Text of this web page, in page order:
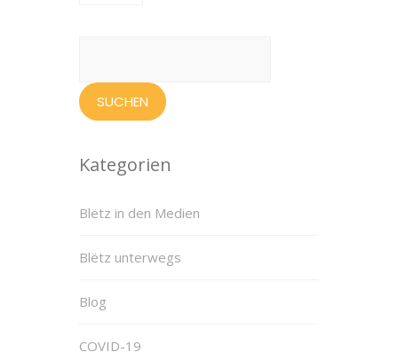
Kategorien
Blëtz in den Medien
Blëtz unterwegs
Blog
COVID-19